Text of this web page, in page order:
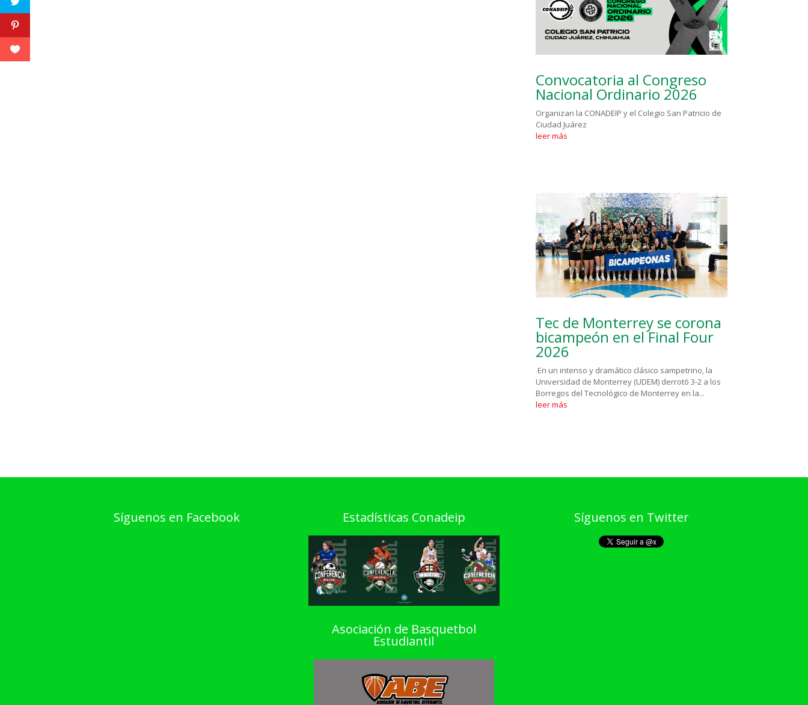
Convocatoria al Congreso
Nacional Ordinario 2026
Organizan la CONADEIP y el Colegio San Patricio de
Ciudad Juárez
leer más
Tec de Monterrey se corona
bicampeón en el Final Four
2026
En un intenso y dramático clásico sampetrino, la
Universidad de Monterrey (UDEM) derrotó 3-2 a los
Borregos del Tecnológico de Monterrey en la...
leer más
Síguenos en Facebook Estadísticas Conadeip
Asociación de Basquetbol
Estudiantil
Síguenos en Twitter